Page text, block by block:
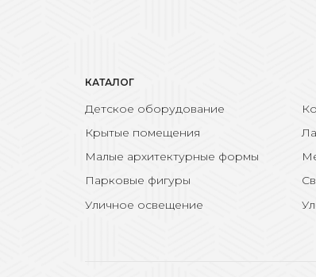
КАТАЛОГ
Детское оборудование
Крытые помещения
Малые архитектурные формы
Парковые фигуры
Уличное освещение